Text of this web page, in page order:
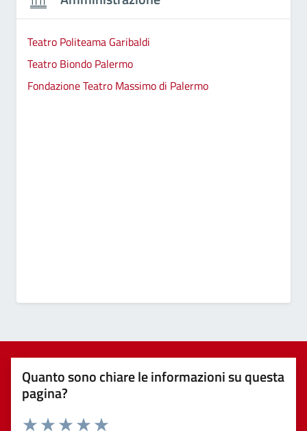
Teatro Politeama Garibaldi
Teatro Biondo Palermo
Fondazione Teatro Massimo di Palermo
Quanto sono chiare le informazioni su questa
pagina?